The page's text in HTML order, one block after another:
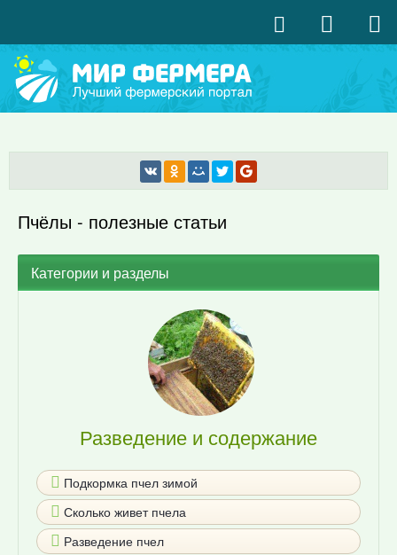
Пчёлы - полезные статьи
Категории и разделы
Разведение и содержание
Подкормка пчел зимой
Сколько живет пчела
Разведение пчел